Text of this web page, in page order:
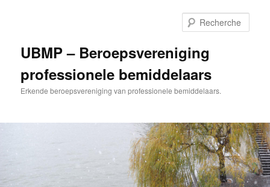
UBMP – Beroepsvereniging
professionele bemiddelaars
Erkende beroepsvereniging van professionele bemiddelaars.